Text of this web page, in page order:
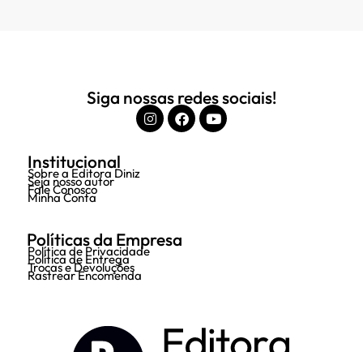
Siga nossas redes sociais!
Institucional
Sobre a Editora Diniz
Seja nosso autor
Fale Conosco
Minha Conta
Políticas da Empresa
Política de Privacidade
Política de Entrega
Trocas e Devoluções
Rastrear Encomenda